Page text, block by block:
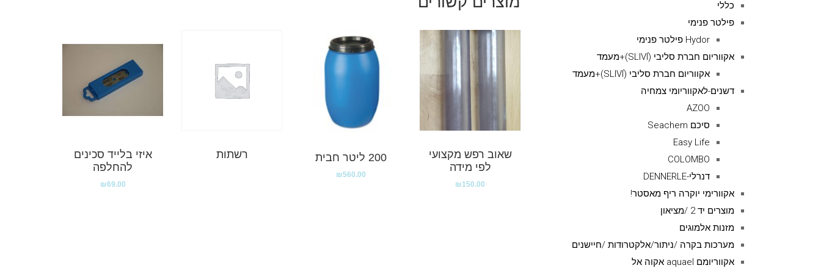
שאוב רפש מקצועי
לפי מידה
₪150.00
200 ליטר חבית
₪560.00
רשתות
איזי בלייד סכינים
להחלפה
₪69.00
כללי
פילטר פנימי
Hydor פילטר פנימי
אקווריום חברת סליבי (SLIVIׂׂ)+מעמד
אקווריום חברת סליבי (SLIVIׂׂ)+מעמד
דשנים-לאקווריומי צמחיה
AZOO
סיכם Seachem
Easy Life
COLOMBO
דנרלי-DENNERLE
אקוורימי יוקרה ריף מאסטר!
מוצרים יד 2 /מציאון
מזנות אלמוגים
מערכות בקרה /ניתור/אלקטרודות /חיישנים
אקווריומם aquael אקוה אל